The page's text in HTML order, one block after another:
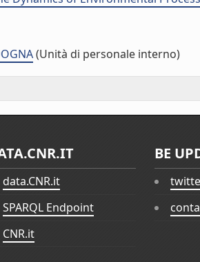
(Unità di personale interno)
data.CNR.it
SPARQL Endpoint
CNR.it
BE